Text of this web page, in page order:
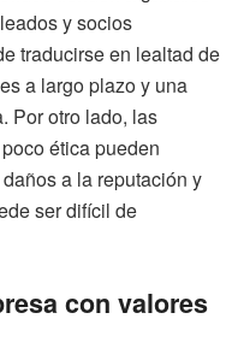
y socios
traducirse en lealtad de
a largo plazo y una
Por otro lado, las
ética pueden
a la reputación y
ser difícil de
con valores